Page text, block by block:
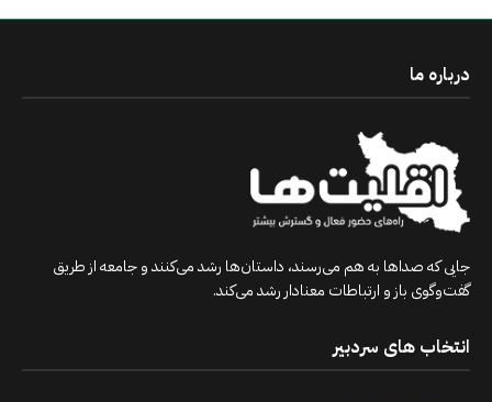
درباره ما
جایی که صداها به هم می‌رسند، داستان‌ها رشد می‌کنند و جامعه از طریق
گفت‌وگوی باز و ارتباطات معنادار رشد می‌کند.
انتخاب های سردبیر